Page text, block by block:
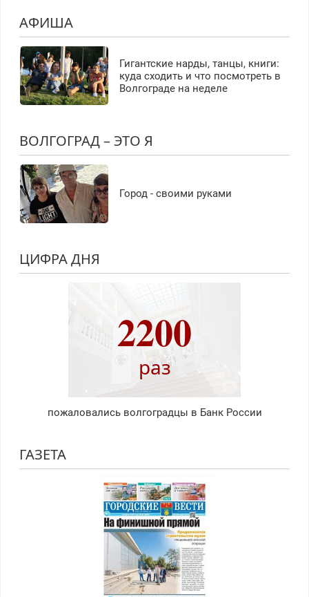
АФИША
Гигантские нарды, танцы, книги:
куда сходить и что посмотреть в
Волгограде на неделе
ВОЛГОГРАД – ЭТО Я
Город - своими руками
ЦИФРА ДНЯ
2200
раз
пожаловались волгоградцы в Банк России
ГАЗЕТА